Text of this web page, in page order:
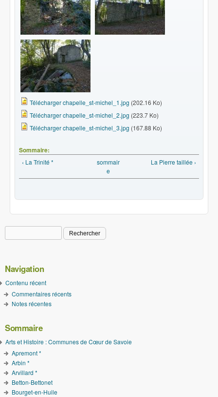
Télécharger chapelle_st-michel_1.jpg (202.16 Ko)
Télécharger chapelle_st-michel_2.jpg (223.7 Ko)
Télécharger chapelle_st-michel_3.jpg (167.88 Ko)
Sommaire:
‹ La Trinité *
sommair
e
La Pierre taillée ›
Formulaire de recherche
Navigation
Contenu récent
Commentaires récents
Notes récentes
Sommaire
Arts et Histoire : Communes de Cœur de Savoie
Apremont *
Arbin *
Arvillard *
Betton-Bettonet
Bourget-en-Huile